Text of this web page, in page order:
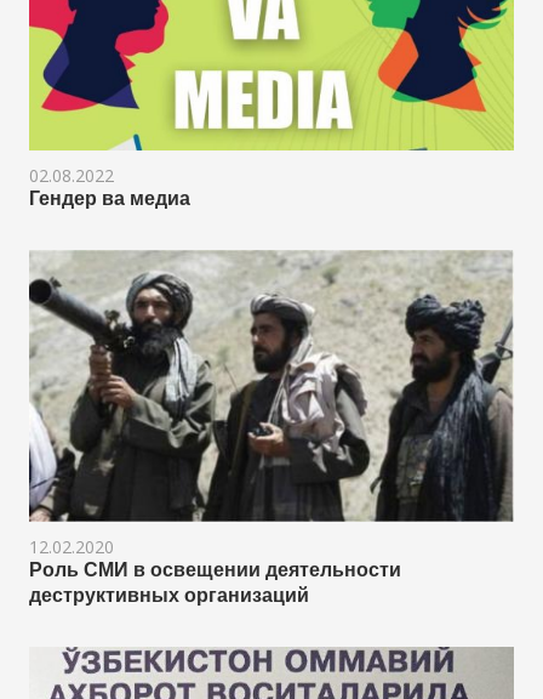
02.08.2022
Гендер ва медиа
12.02.2020
Роль СМИ в освещении деятельности
деструктивных организаций